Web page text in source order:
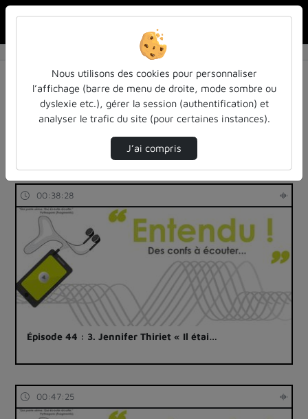
Résultats de la recherche
Filtres actifs (cliquer pour en retirer) :
Français
education
entendu-des-confs-a-ecouter
entendu-des-confs-a-ecouter
autres
5 vidéos trouvées
00:38:28
Épisode 44 : 3. Jennifer Thiriet « Il étai…
00:47:25
Nous utilisons des cookies pour personnaliser
l’affichage (barre de menu de droite, mode sombre ou
dyslexie etc.), gérer la session (authentification) et
analyser le trafic du site (pour certaines instances).
J’ai compris